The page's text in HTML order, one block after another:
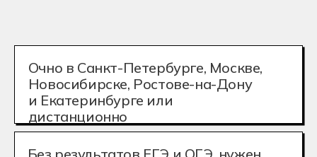
Государственная
аккредитацияи диплом
гос.образца